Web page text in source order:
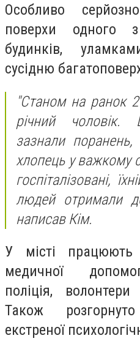
Особливо
поверхи одного з
будинків,
сусідню
"Станом на ранок
річний
зазнали
хлопець у важкому
госпіталізовані,
людей отримали
написав Кім.
У місті працюють
медичної
поліція,
Також
екстреної